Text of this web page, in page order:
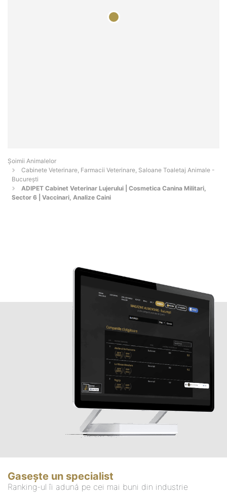
Şoimii Animalelor
Cabinete Veterinare, Farmacii Veterinare, Saloane Toaletaj Animale -
Bucureşti
ADIPET Cabinet Veterinar Lujerului | Cosmetica Canina Militari,
Sector 6 | Vaccinari, Analize Caini
Gasește un specialist
Ranking-ul îi adună pe cei mai buni din industrie